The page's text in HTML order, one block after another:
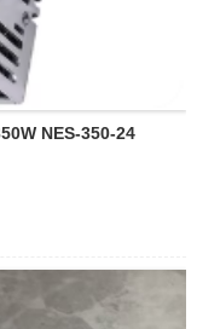
NES-350-24